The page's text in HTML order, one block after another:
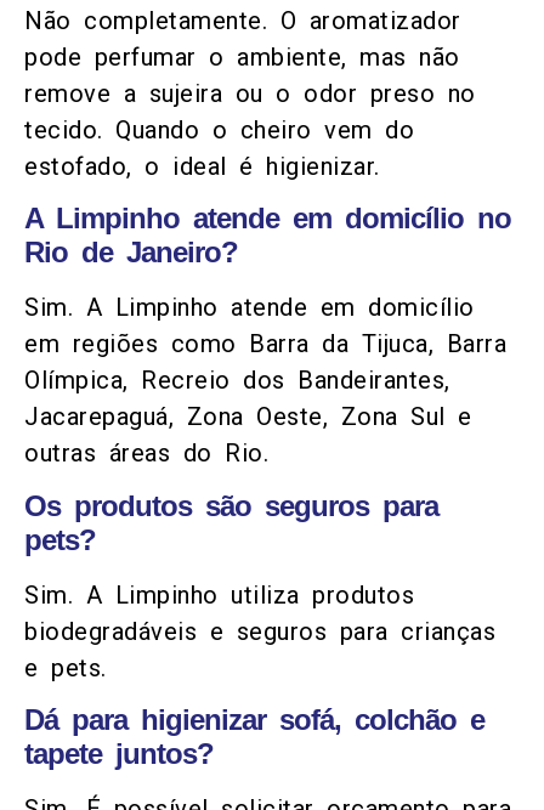
Não completamente. O aromatizador
pode perfumar o ambiente, mas não
remove a sujeira ou o odor preso no
tecido. Quando o cheiro vem do
estofado, o ideal é higienizar.
A Limpinho atende em domicílio no
Rio de Janeiro?
Sim. A Limpinho atende em domicílio
em regiões como Barra da Tijuca, Barra
Olímpica, Recreio dos Bandeirantes,
Jacarepaguá, Zona Oeste, Zona Sul e
outras áreas do Rio.
Os produtos são seguros para
pets?
Sim. A Limpinho utiliza produtos
biodegradáveis e seguros para crianças
e pets.
Dá para higienizar sofá, colchão e
tapete juntos?